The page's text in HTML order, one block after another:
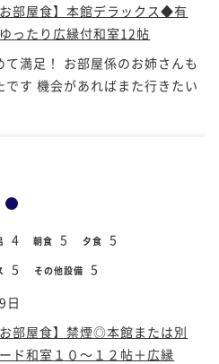
お部屋食】本館デラックス◆有
ったり広縁付和室12帖
満足！ お部屋係のお姉さんも
す 機会があればまた行きたい
4 朝食 5 夕食 5
5 その他設備 5
日
お部屋食】禁煙◎本館または別
ド和室１０～１２帖＋広縁